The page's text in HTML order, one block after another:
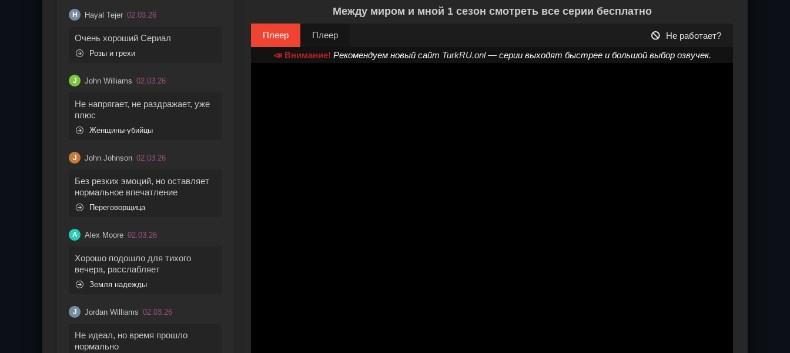
H Hayal Tejer 02.03.26
Очень хороший Сериал
Розы и грехи
J John Williams 02.03.26
Не напрягает, не раздражает, уже
плюс
Женщины-убийцы
J John Johnson 02.03.26
Без резких эмоций, но оставляет
нормальное впечатление
Переговорщица
A Alex Moore 02.03.26
Хорошо подошло для тихого
вечера, расслабляет
Земля надежды
J Jordan Williams 02.03.26
Не идеал, но время прошло
нормально
Между миром и мной 1 сезон смотреть все серии бесплатно
Плеер Плеер
Не работает?
📣 Внимание! Рекомендуем новый сайт TurkRU.onl— серии выходят быстрее и большой выбор озвучек.